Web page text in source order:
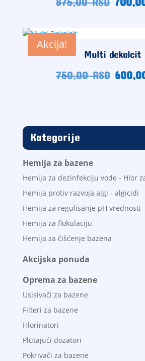
RSD.
Akcija!
Multi dekalcit
750,00RSD
RSD.
Kategorije
Hemija za bazene
Hemija za dezinfekciju vode - Hlor
Hemija protiv razvoja algi - algicidi
Hemija za regulisanje pH vrednosti
Hemija za flokulaciju
Hemija za čišćenje bazena
Akcijska ponuda
Oprema za bazene
Usisivači za bazene
Filteri za bazene
Hlorinatori
Plutajući dozatori
Pokrivači za bazene